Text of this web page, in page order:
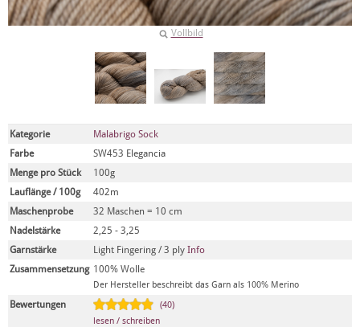
Vollbild
Kategorie
Malabrigo Sock
Farbe
SW453 Elegancia
Menge pro Stück
100g
Lauflänge / 100g
402m
Maschenprobe
32 Maschen = 10 cm
Nadelstärke
2,25 - 3,25
Garnstärke
Light Fingering / 3 ply Info
Zusammensetzung 100% Wolle
Der Hersteller beschreibt das Garn als 100% Merino
Bewertungen
(40)
lesen / schreiben